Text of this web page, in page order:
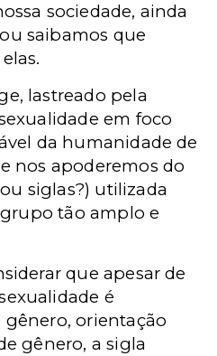
sociedade, ainda
saibamos que
lastreado pela
em foco
da humanidade de
nos apoderemos do
siglas?) utilizada
tão amplo e
que apesar de
é
orientação
gênero, a sigla